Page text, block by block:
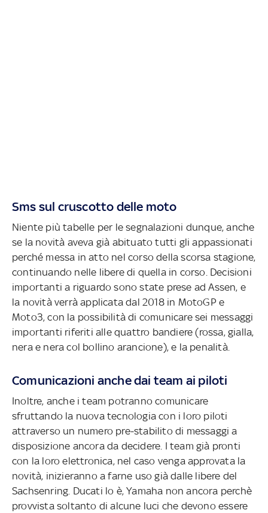
Sms sul cruscotto delle moto
Niente più tabelle per le segnalazioni dunque, anche
se la novità aveva già abituato tutti gli appassionati
perché messa in atto nel corso della scorsa stagione,
continuando nelle libere di quella in corso. Decisioni
importanti a riguardo sono state prese ad Assen, e
la novità verrà applicata dal 2018 in MotoGP e
Moto3, con la possibilità di comunicare sei messaggi
importanti riferiti alle quattro bandiere (rossa, gialla,
nera e nera col bollino arancione), e la penalità.
Comunicazioni anche dai team ai piloti
Inoltre, anche i team potranno comunicare
sfruttando la nuova tecnologia con i loro piloti
attraverso un numero pre-stabilito di messaggi a
disposizione ancora da decidere. I team già pronti
con la loro elettronica, nel caso venga approvata la
novità, inizieranno a farne uso già dalle libere del
Sachsenring. Ducati lo è, Yamaha non ancora perchè
provvista soltanto di alcune luci che devono essere